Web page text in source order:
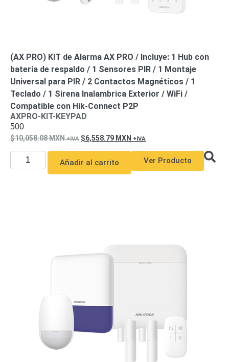
(AX PRO) KIT de Alarma AX PRO / Incluye: 1 Hub con
bateria de respaldo / 1 Sensores PIR / 1 Montaje
Universal para PIR / 2 Contactos Magnéticos / 1
Teclado / 1 Sirena Inalambrica Exterior / WiFi /
Compatible con Hik-Connect P2P
AXPRO-KIT-KEYPAD
500
10,058.08MXN 6,558.79 MXN
Añadir al carrito Ver Producto